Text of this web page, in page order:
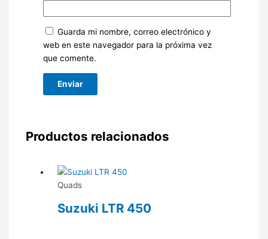
Guarda mi nombre, correo electrónico y
web en este navegador para la próxima vez
que comente.
Productos relacionados
Quads
Suzuki LTR 450